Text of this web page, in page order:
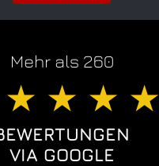
Mehr als 260
★ ★ ★
VIA GOOGLE